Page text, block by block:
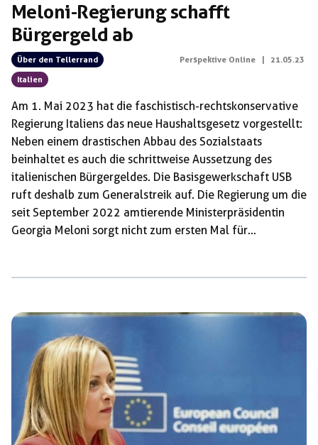
Meloni-Regierung schafft
Bürgergeld ab
Über den Tellerrand
Italien
Perspektive Online 21.05.23
Am 1. Mai 2023 hat die faschistisch-rechtskonservative
Regierung Italiens das neue Haushaltsgesetz vorgestellt:
Neben einem drastischen Abbau des Sozialstaats
beinhaltet es auch die schrittweise Aussetzung des
italienischen Bürgergeldes. Die Basisgewerkschaft USB
ruft deshalb zum Generalstreik auf. Die Regierung um die
seit September 2022 amtierende Ministerpräsidentin
Georgia Meloni sorgt nicht zum ersten Mal für
schon öfters mit seiner migrations- und
arbeiterfeindlichen Politik von sich Reden gemacht. Doch
das neue Haushaltsgesetz kündigt einen qualitativ neuen
Schritt im Abbau des italienischen Sozialwesens an:
Neben der Ausweitung der Möglichkeit, Arbeitsverträge
statt […]